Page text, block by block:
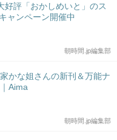
好評「おかしめいと」のス
ャンペーン開催中
朝時間.jp編集部
かな姐さんの新刊＆万能ナ
Aima
朝時間.jp編集部